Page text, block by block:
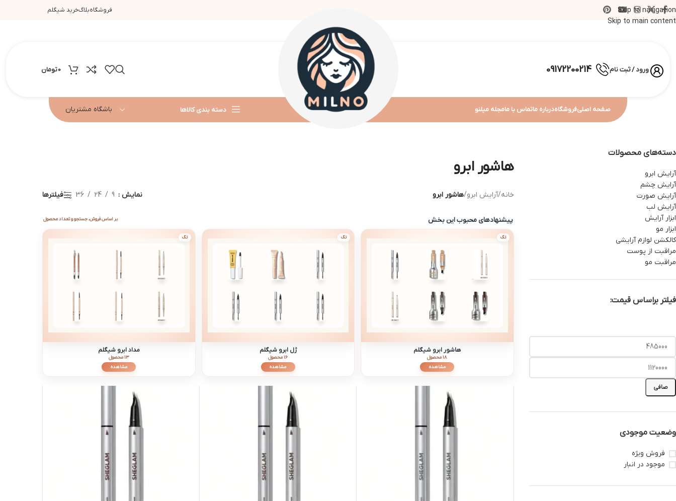
Skip to navigation
Skip to main content
فروشگاهبلاگخرید شیگلم
ورود / ثبت نام 09172200214
0تومان
صفحه اصلیفروشگاهدرباره ماتماس با مامجله میلنو دسته بندی کالاها باشگاه مشتریان
دسته‌های محصولات
آرایش ابرو
آرایش چشم
آرایش صورت
آرایش لب
ابزار آرایش
ابزار مو
کالکشن لوازم آرایشی
مراقبت از پوست
مراقبت مو
فیلتر براساس قیمت:
صافی
وضعیت موجودی
فروش ویژه
موجود در انبار
هاشور ابرو
خانه/آرایش ابرو/هاشور ابرو نمایش 9
24
36 فیلترها
پیشنهادهای محبوب این بخش بر اساس فروش، جستجو و تعداد محصول
تگ
هاشور ابرو شیگلم
18 محصول
مشاهده
تگ
ژل ابرو شیگلم
16 محصول
مشاهده
تگ
مداد ابرو شیگلم
13 محصول
مشاهده